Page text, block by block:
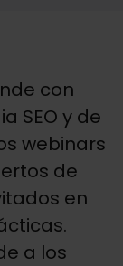
con
SEO y de
webinars
de
en
a los